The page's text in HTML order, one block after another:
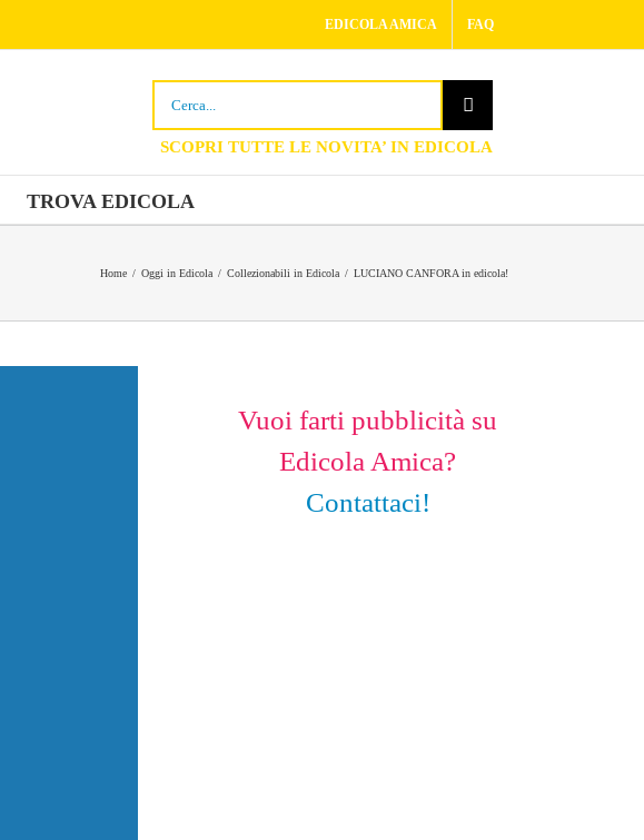
EDICOLA AMICA FAQ
Cerca
per:
TROVA EDICOLA
Home / Oggi in Edicola / Collezionabili in Edicola / LUCIANO CANFORA in edicola!
Vuoi farti pubblicità su
Edicola Amica?
Contattaci!